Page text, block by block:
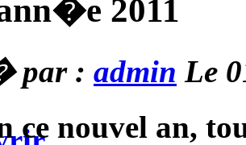
2011
par : admin Le
ce nouvel an,